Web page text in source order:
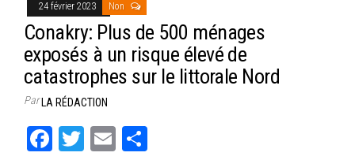
24 février 2023 Non
Conakry: Plus de 500 ménages
exposés à un risque élevé de
catastrophes sur le littorale Nord
ParLA RÉDACTION
Fa T
E